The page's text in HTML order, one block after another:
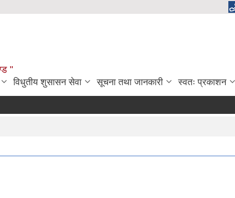
"
विधुतीय शुसासन सेवा सूचना तथा जानकारी स्वतः प्रकाशन